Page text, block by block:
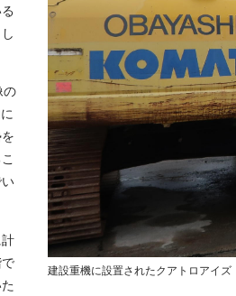
の
建設重機に設置されたクアトロアイズ